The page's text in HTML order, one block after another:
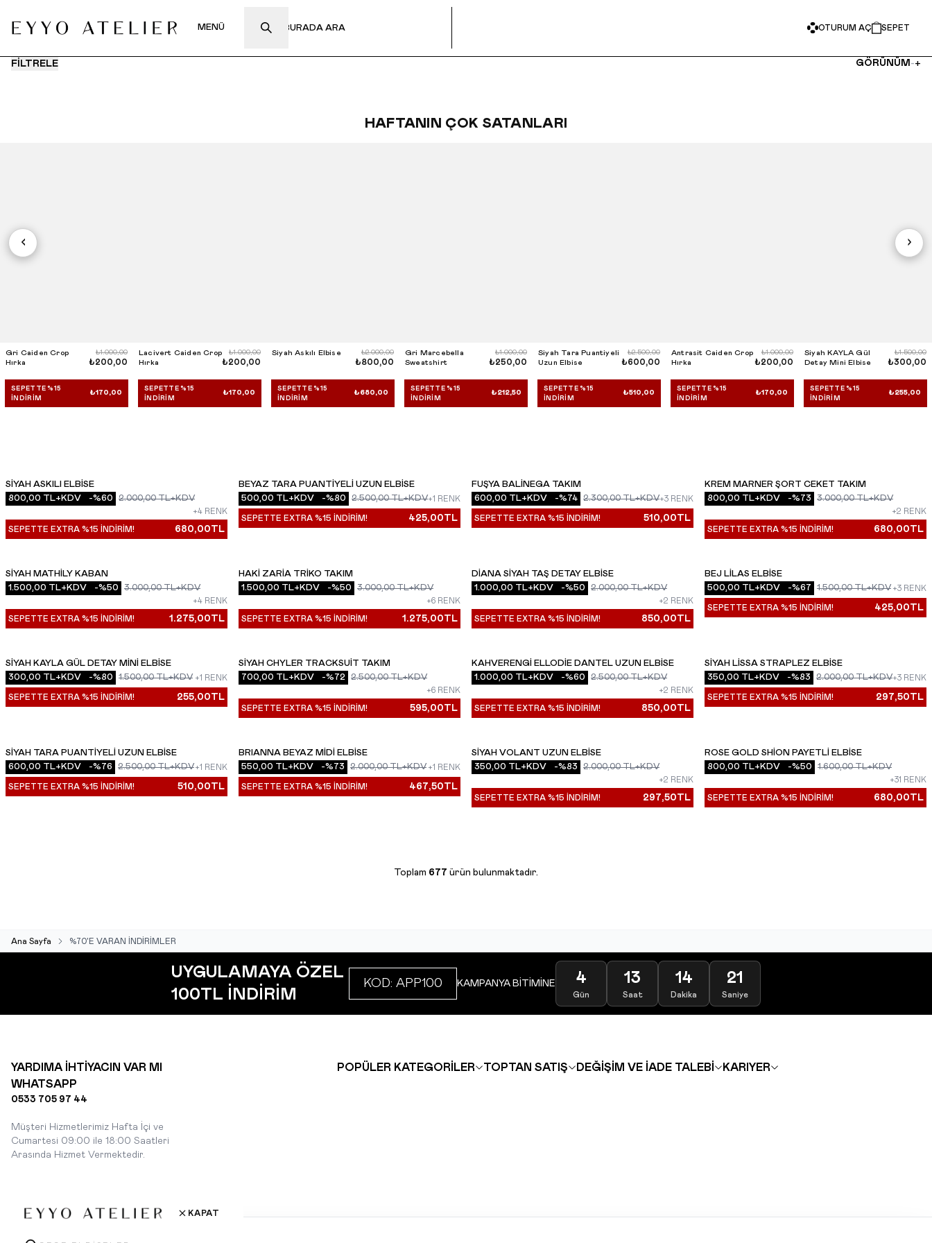
MENÜ OTURUM AÇ SEPET
HAFTANIN ÇOK SATANLARI
Gri Caiden Crop
Hırka
₺1.000,00
₺200,00
SEPETTE %15
İNDIRIM
₺170,00
Lacivert Caiden Crop
Hırka
₺1.000,00
₺200,00
SEPETTE %15
İNDIRIM
₺170,00
Siyah Askılı Elbise ₺2.000,00
₺800,00
SEPETTE %15
İNDIRIM
₺680,00
Gri Marcebella
Sweatshirt
₺1.000,00
₺250,00
SEPETTE %15
İNDIRIM
₺212,50
Siyah Tara Puantiyeli
Uzun Elbise
₺2.500,00
₺600,00
SEPETTE %15
İNDIRIM
₺510,00
Antrasit Caiden Crop
Hırka
₺1.000,00
₺200,00
SEPETTE %15
İNDIRIM
₺170,00
Siyah KAYLA Gül
Detay Mini Elbise
₺1.500,00
₺300,00
SEPETTE %15
İNDIRIM
₺255,00
‹ ›
FİLTRELE GÖRÜNÜM -+
YENI
SIYAH ASKILI ELBISE
800,00 TL+KDV -%60 2.000,00TL+KDV
+4 RENK
SEPETTE EXTRA %15 İNDİRİM! 680,00TL
YENI
BEYAZ TARA PUANTIYELI UZUN ELBISE
500,00 TL+KDV -%80 2.500,00TL+KDV+1 RENK
SEPETTE EXTRA %15 İNDİRİM! 425,00TL
YENI
FUŞYA BALINEGA TAKIM
600,00 TL+KDV -%74 2.300,00TL+KDV+3 RENK
SEPETTE EXTRA %15 İNDİRİM! 510,00TL
YENI
KREM MARNER ŞORT CEKET TAKIM
800,00 TL+KDV -%73 3.000,00TL+KDV
+2 RENK
SEPETTE EXTRA %15 İNDİRİM! 680,00TL
YENI
SIYAH MATHILY KABAN
1.500,00 TL+KDV -%50 3.000,00TL+KDV
+4 RENK
SEPETTE EXTRA %15 İNDİRİM! 1.275,00TL
YENI
HAKI ZARIA TRIKO TAKIM
1.500,00 TL+KDV -%50 3.000,00TL+KDV
+6 RENK
SEPETTE EXTRA %15 İNDİRİM! 1.275,00TL
YENI
DIANA SIYAH TAŞ DETAY ELBISE
1.000,00 TL+KDV -%50 2.000,00TL+KDV
+2 RENK
SEPETTE EXTRA %15 İNDİRİM! 850,00TL
YENI
BEJ LILAS ELBISE
500,00 TL+KDV -%67 1.500,00TL+KDV +3 RENK
SEPETTE EXTRA %15 İNDİRİM! 425,00TL
YENI
SIYAH KAYLA GÜL DETAY MINI ELBISE
300,00 TL+KDV -%80 1.500,00TL+KDV +1 RENK
SEPETTE EXTRA %15 İNDİRİM! 255,00TL
YENI
SIYAH CHYLER TRACKSUIT TAKIM
700,00 TL+KDV -%72 2.500,00TL+KDV
+6 RENK
SEPETTE EXTRA %15 İNDİRİM! 595,00TL
YENI
KAHVERENGI ELLODIE DANTEL UZUN ELBISE
1.000,00 TL+KDV -%60 2.500,00TL+KDV
+2 RENK
SEPETTE EXTRA %15 İNDİRİM! 850,00TL
YENI
SIYAH LISSA STRAPLEZ ELBISE
350,00 TL+KDV -%83 2.000,00TL+KDV+3 RENK
SEPETTE EXTRA %15 İNDİRİM! 297,50TL
YENI
SIYAH TARA PUANTIYELI UZUN ELBISE
600,00 TL+KDV -%76 2.500,00TL+KDV+1 RENK
SEPETTE EXTRA %15 İNDİRİM! 510,00TL
YENI
BRIANNA BEYAZ MIDI ELBISE
550,00 TL+KDV -%73 2.000,00TL+KDV +1 RENK
SEPETTE EXTRA %15 İNDİRİM! 467,50TL
YENI
SIYAH VOLANT UZUN ELBISE
350,00 TL+KDV -%83 2.000,00TL+KDV
+2 RENK
SEPETTE EXTRA %15 İNDİRİM! 297,50TL
YENI
ROSE GOLD SHION PAYETLI ELBISE
800,00 TL+KDV -%50 1.600,00TL+KDV
+31 RENK
SEPETTE EXTRA %15 İNDİRİM! 680,00TL
Toplam 677 ürün bulunmaktadır.
Ana Sayfa %70'E VARAN İNDİRİMLER
UYGULAMAYA ÖZEL
100TL İNDİRİM
KOD: APP100 KAMPANYA BİTİMİNE 4
Gün
13
Saat
14
Dakika
21
Saniye
YARDIMA İHTİYACIN VAR MI
WHATSAPP
0533 705 97 44
Müşteri Hizmetlerimiz Hafta İçi ve
Cumartesi 09:00 ile 18:00 Saatleri
Arasında Hizmet Vermektedir.
POPÜLER KATEGORİLER TOPTAN SATIŞ DEĞİŞİM VE İADE TALEBİ KARIYER
KAPAT